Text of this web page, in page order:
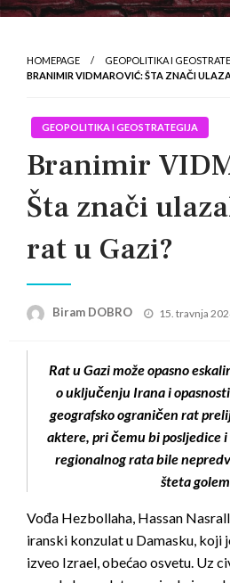
HOMEPAGE
GEOPOLITIKA I
BRANIMIR VIDMAROVIĆ: ŠTA ZNAČI
GEOPOLITIKA I GEOSTRATEGIJA
Branimir
Šta znači
rat u Gazi?
Biram DOBRO
Posted
15. travnja
Rat u Gazi može opasno
o uključenju Irana i
geografsko ograničen rat
aktere, pri čemu bi posljedice
regionalnog rata bile
šteta
Vođa Hezbollaha, Hassan
iranski konzulat u Damasku, koji
izveo Izrael, obećao osvetu. Uz